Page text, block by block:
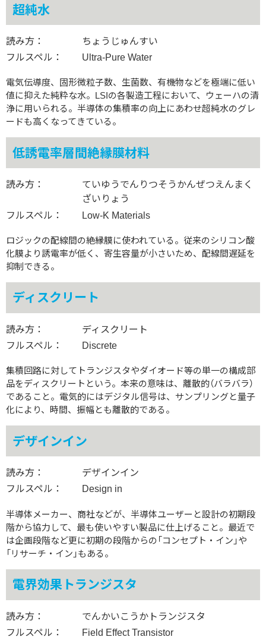
超純水
読み方：
ちょうじゅんすい
フルスペル：
Ultra-Pure Water
電気伝導度、固形微粒子数、生菌数、有機物などを極端に低い
値に抑えた純粋な水。LSIの各製造工程において、ウェーハの清
浄に用いられる。半導体の集積率の向上にあわせ超純水のグレ
ードも高くなってきている。
低誘電率層間絶縁膜材料
読み方：
ていゆうでんりつそうかんぜつえんまく
ざいりょう
フルスペル：
Low-K Materials
ロジックの配線間の絶縁膜に使われている。従来のシリコン酸
化膜より誘電率が低く、寄生容量が小さいため、配線間遅延を
抑制できる。
ディスクリート
読み方：
ディスクリート
フルスペル：
Discrete
集積回路に対してトランジスタやダイオード等の単一の構成部
品をディスクリートという。本来の意味は、離散的（バラバラ）
であること。電気的にはデジタル信号は、サンプリングと量子
化により、時間、振幅とも離散的である。
デザインイン
読み方：
デザインイン
フルスペル：
Design in
半導体メーカー、商社などが、半導体ユーザーと設計の初期段
階から協力して、最も使いやすい製品に仕上げること。最近で
は企画段階など更に初期の段階からの「コンセプト・イン」や
「リサーチ・イン」もある。
電界効果トランジスタ
読み方：
でんかいこうかトランジスタ
フルスペル：
Field Effect Transistor